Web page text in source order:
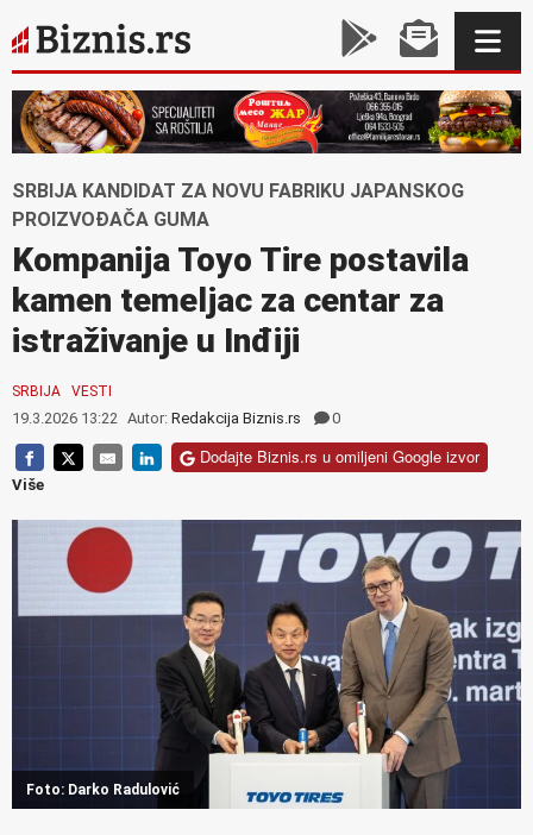
SRBIJA KANDIDAT ZA NOVU FABRIKU JAPANSKOG
PROIZVOĐAČA GUMA
Kompanija Toyo Tire postavila
kamen temeljac za centar za
istraživanje u Inđiji
SRBIJA VESTI
19.3.2026 13:22 Autor: Redakcija Biznis.rs 0
Dodajte Biznis.rs u omiljeni Google izvor
Više
Foto: Darko Radulović